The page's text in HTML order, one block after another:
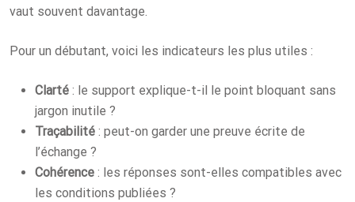
vaut souvent davantage.
Pour un débutant, voici les indicateurs les plus utiles :
Clarté : le support explique-t-il le point bloquant sans
jargon inutile ?
Traçabilité : peut-on garder une preuve écrite de
l’échange ?
Cohérence : les réponses sont-elles compatibles avec
les conditions publiées ?